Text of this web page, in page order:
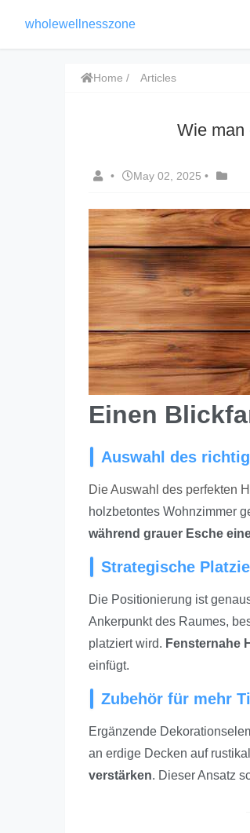
wholewellnesszone
Home Articles
Wie man
• May 02, 2025 •
Einen
Auswahl des
Die Auswahl des perfekten
holzbetontes Wohnzimmer
während grauer Esche
Strategische
Die Positionierung ist
Ankerpunkt des Raumes,
platziert wird. Fensternahe
einfügt.
Zubehör für mehr
Ergänzende
an erdige Decken auf
verstärken. Dieser Ansatz